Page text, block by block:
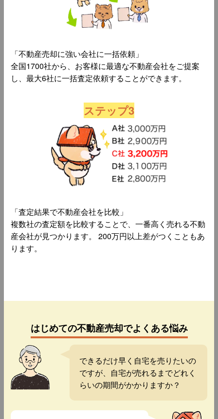
「不動産売却に強い会社に一括依頼」
全国1700社から、お客様に最適な不動産会社をご提案
し、最大6社に一括査定依頼することができます。
ステップ3
「査定結果で不動産会社を比較」
複数社の査定額を比較することで、一番高く売れる不動
産会社が見つかります。 200万円以上差がつくこともあ
ります。
はじめての不動産売却でよくある悩み
できるだけ早く自宅を売りたいの
ですが、自宅が売れるまでどれく
らいの期間がかかりますか？